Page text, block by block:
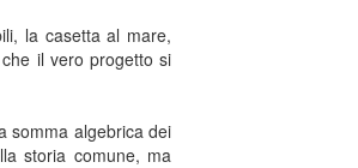
la casetta al mare,
il vero progetto si
somma algebrica dei
storia comune, ma